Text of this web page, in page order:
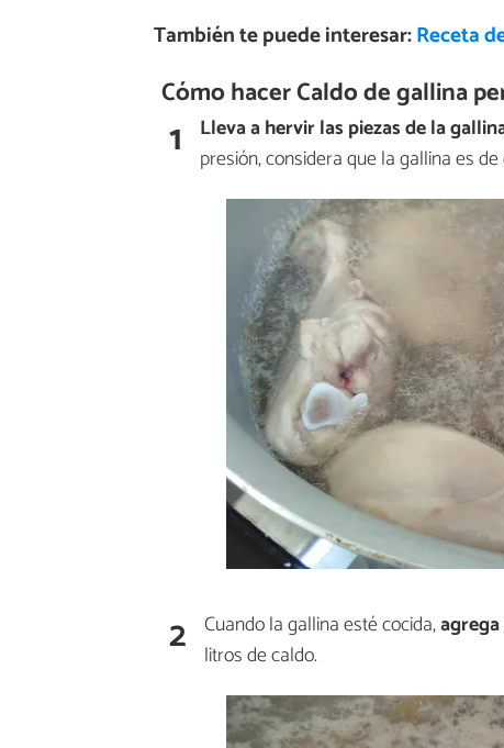
También te puede interesar:Receta
Cómo hacer Caldo de gallina
1 Lleva a hervir las piezas de la
presión, considera que la gallina es
2 Cuando la gallina esté cocida,
litros de caldo.